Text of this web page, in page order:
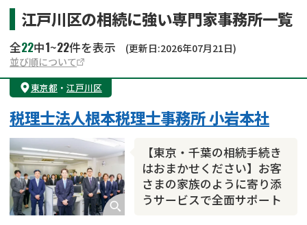
江戸川区の相続に強い専門家事務所一覧
全22中1~22件を表示
(更新日:2026年07月21日)
並び順について
東京都 ・ 江戸川区
【東京・千葉の相続手続き
はおまかせください】お客
さまの家族のように寄り添
うサービスで全面サポート
税理士法人根本税理士事務所 小岩本社